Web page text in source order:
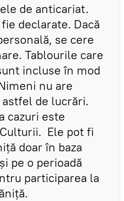
de anticariat.
declarate. Dacă
se cere
Tablourile care
incluse în mod
nu are
de lucrări.
cazuri este
Ele pot fi
doar în baza
pe o perioadă
participarea la